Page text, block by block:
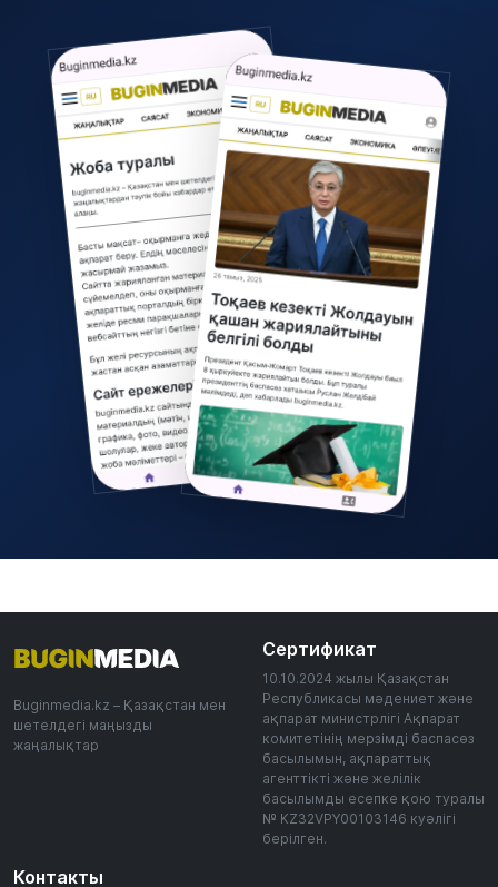
Buginmedia.kz – Қазақстан мен
шетелдегі маңызды
жаңалықтар
Сертификат
10.10.2024 жылы Қазақстан
Республикасы мәдениет және
ақпарат министрлігі Ақпарат
комитетінің мерзімді баспасөз
басылымын, ақпараттық
агенттікті және желілік
басылымды есепке қою туралы
№ KZ32VPY00103146 куәлігі
берілген.
Контакты